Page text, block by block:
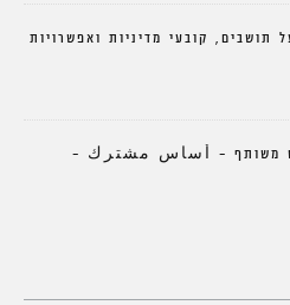
תושבים, קובעי מדיניות ואפשרויות
משותף – أساس مشترك –